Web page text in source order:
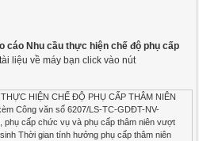
cáo Nhu cầu thực hiện chế độ phụ cấp
liệu về máy bạn click vào nút
HIỆN CHẾ ĐỘ PHỤ CẤP THÂM NIÊN
Công văn số 6207/LS-TC-GDĐT-NV-
phụ cấp chức vụ và phụ cấp thâm niên vượt
Thời gian tính hưởng phụ cấp thâm niên